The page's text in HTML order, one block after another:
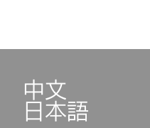
中文
日本語